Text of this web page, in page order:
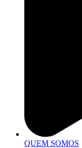
QUEM SOMOS